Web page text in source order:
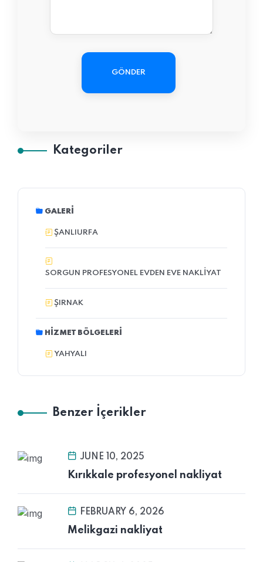
GÖNDER
Kategoriler
GALERI
ŞANLIURFA
SORGUN PROFESYONEL EVDEN EVE NAKLIYAT
ŞIRNAK
HIZMET BÖLGELERI
YAHYALI
Benzer İçerikler
JUNE 10, 2025
Kırıkkale profesyonel nakliyat
FEBRUARY 6, 2026
Melikgazi nakliyat